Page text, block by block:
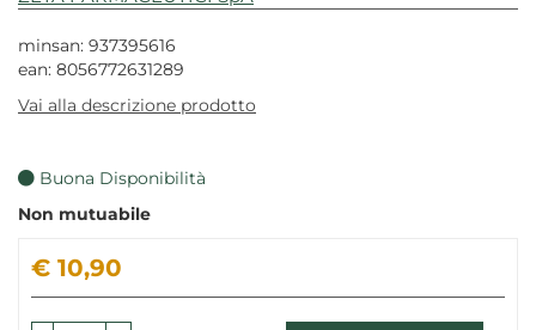
minsan: 937395616
ean: 8056772631289
Vai alla descrizione prodotto
Buona Disponibilità
Non mutuabile
Prezzo
€ 10,90